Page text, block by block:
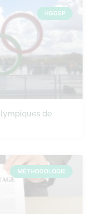
HGGSP
de
MÉTHODOLOGIE